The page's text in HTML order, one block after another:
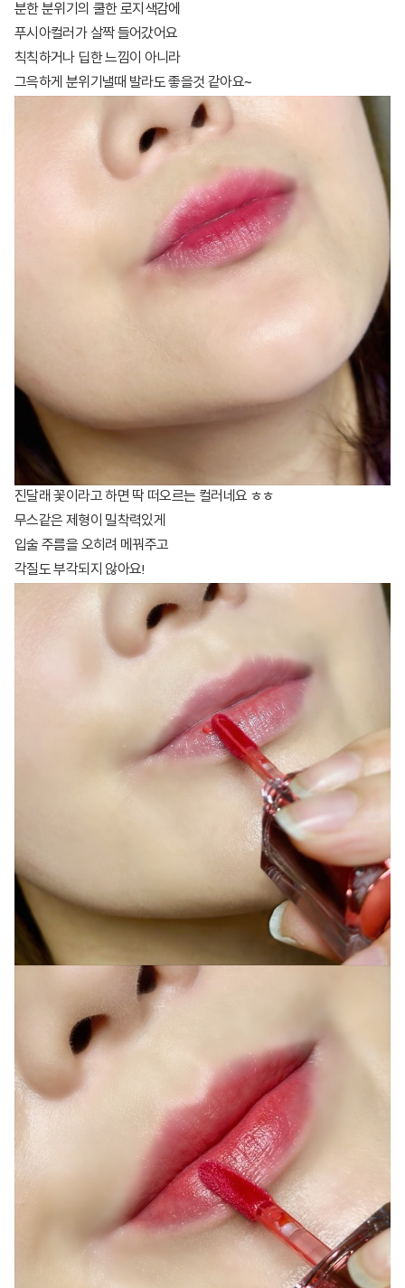
분한 분위기의 쿨한 로지색감에
푸시아컬러가 살짝 들어갔어요
칙칙하거나 딥한 느낌이 아니라
그윽하게 분위기낼때 발라도 좋을것 같아요~
진달래 꽃이라고 하면 딱 떠오르는 컬러네요 ㅎㅎ
무스같은 제형이 밀착력있게
입술 주름을 오히려 메꿔주고
각질도 부각되지 않아요!